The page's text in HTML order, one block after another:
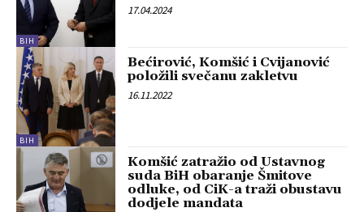
BIH
17.04.2024
BIH
Bećirović, Komšić i Cvijanović
položili svečanu zakletvu
16.11.2022
Komšić zatražio od Ustavnog
suda BiH obaranje Šmitove
odluke, od CiK-a traži obustavu
dodjele mandata